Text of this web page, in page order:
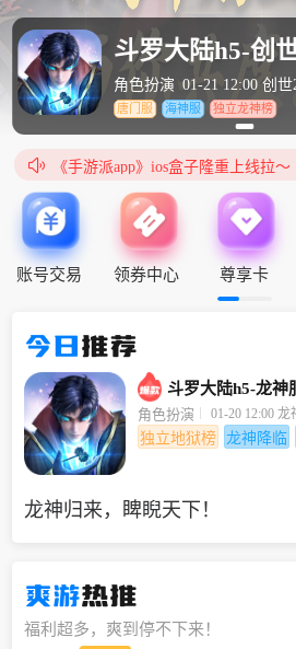
斗罗大陆h5-创
角色扮演 01-21 12:00 创世
唐门服 海神服 独立龙神榜

《手游派app》ios盒子隆重上线拉～
账号交易 领券中心 尊享卡
今日推荐
斗罗大陆h5-龙神
角色扮演 01-20 12:00 龙
独立地狱榜 龙神降临
龙神归来，睥睨天下！
爽游热推
福利超多，爽到停不下来！